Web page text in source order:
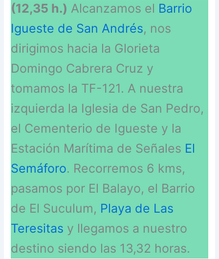
(12,35 h.) Alcanzamos el Barrio
Igueste de San Andrés, nos
dirigimos hacia la Glorieta
Domingo Cabrera Cruz y
tomamos la TF-121. A nuestra
izquierda la Iglesia de San Pedro,
el Cementerio de Igueste y la
Estación Marítima de Señales El
Semáforo. Recorremos 6 kms,
pasamos por El Balayo, el Barrio
de El Suculum, Playa de Las
Teresitas y llegamos a nuestro
destino siendo las 13,32 horas.